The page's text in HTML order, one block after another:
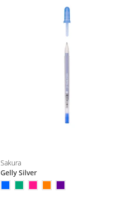
Sakura
Gelly Silver